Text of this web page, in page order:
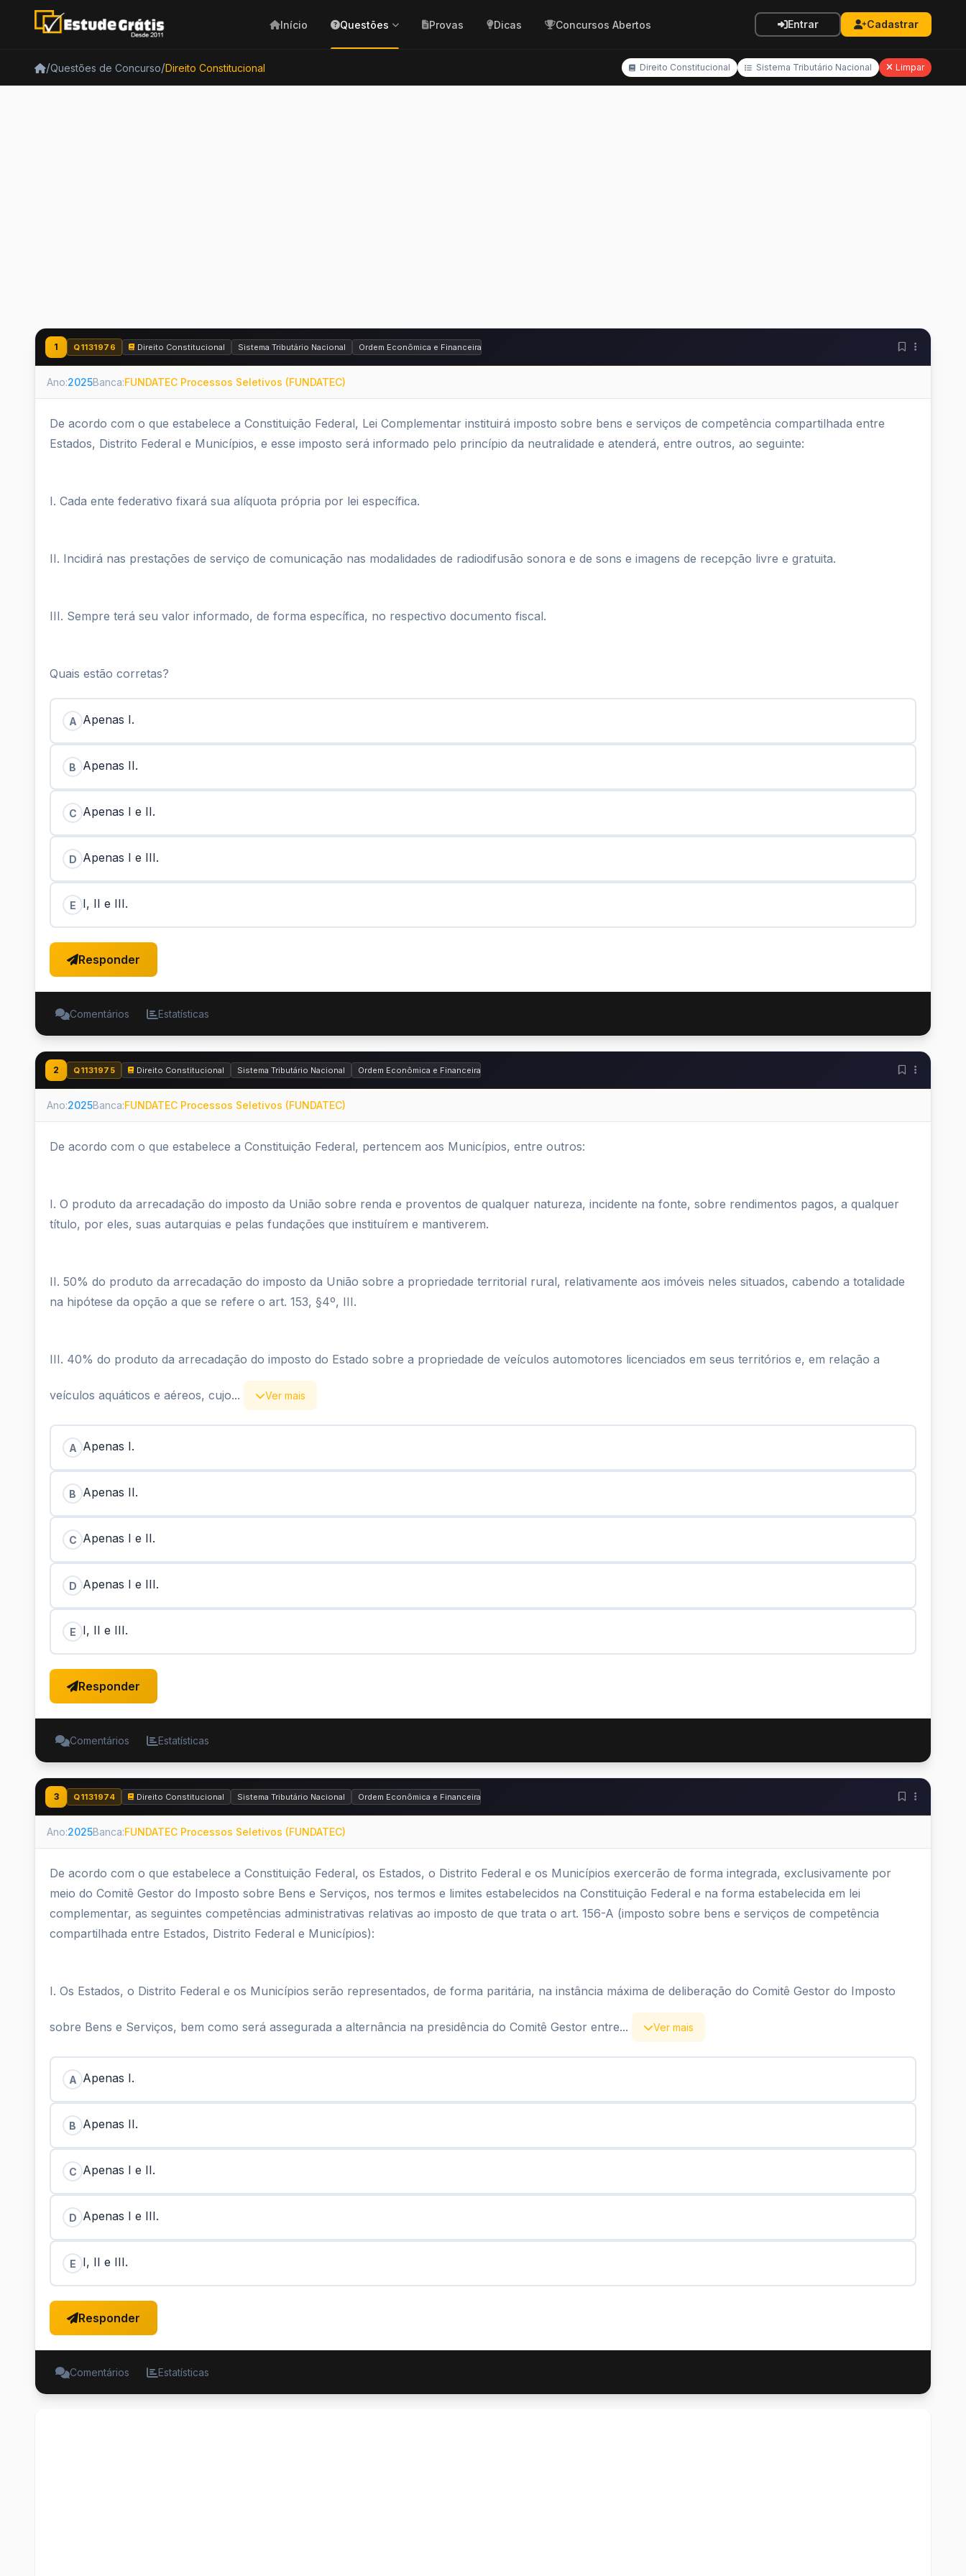
Início Questões Provas Dicas Concursos Abertos Entrar Cadastrar
/Questões de Concurso/Direito Constitucional Direito Constitucional Sistema Tributário Nacional Limpar
1 Q1131976 Direito Constitucional Sistema Tributário Nacional Ordem Econômica e Financeira
Ano:2025Banca:FUNDATEC Processos Seletivos (FUNDATEC)
De acordo com o que estabelece a Constituição Federal, Lei Complementar instituirá imposto sobre bens e serviços de competência compartilhada entre
Estados, Distrito Federal e Municípios, e esse imposto será informado pelo princípio da neutralidade e atenderá, entre outros, ao seguinte:
I. Cada ente federativo fixará sua alíquota própria por lei específica.
II. Incidirá nas prestações de serviço de comunicação nas modalidades de radiodifusão sonora e de sons e imagens de recepção livre e gratuita.
III. Sempre terá seu valor informado, de forma específica, no respectivo documento fiscal.
Quais estão corretas?
A Apenas I.
B Apenas II.
C Apenas I e II.
D Apenas I e III.
E I, II e III.
Responder
Comentários Estatísticas
2 Q1131975 Direito Constitucional Sistema Tributário Nacional Ordem Econômica e Financeira
Ano:2025Banca:FUNDATEC Processos Seletivos (FUNDATEC)
De acordo com o que estabelece a Constituição Federal, pertencem aos Municípios, entre outros:
I. O produto da arrecadação do imposto da União sobre renda e proventos de qualquer natureza, incidente na fonte, sobre rendimentos pagos, a qualquer
título, por eles, suas autarquias e pelas fundações que instituírem e mantiverem.
II. 50% do produto da arrecadação do imposto da União sobre a propriedade territorial rural, relativamente aos imóveis neles situados, cabendo a totalidade
na hipótese da opção a que se refere o art. 153, §4º, III.
III. 40% do produto da arrecadação do imposto do Estado sobre a propriedade de veículos automotores licenciados em seus territórios e, em relação a
veículos aquáticos e aéreos, cujo... Ver mais
A Apenas I.
B Apenas II.
C Apenas I e II.
D Apenas I e III.
E I, II e III.
Responder
Comentários Estatísticas
3 Q1131974 Direito Constitucional Sistema Tributário Nacional Ordem Econômica e Financeira
Ano:2025Banca:FUNDATEC Processos Seletivos (FUNDATEC)
De acordo com o que estabelece a Constituição Federal, os Estados, o Distrito Federal e os Municípios exercerão de forma integrada, exclusivamente por
meio do Comitê Gestor do Imposto sobre Bens e Serviços, nos termos e limites estabelecidos na Constituição Federal e na forma estabelecida em lei
complementar, as seguintes competências administrativas relativas ao imposto de que trata o art. 156-A (imposto sobre bens e serviços de competência
compartilhada entre Estados, Distrito Federal e Municípios):
I. Os Estados, o Distrito Federal e os Municípios serão representados, de forma paritária, na instância máxima de deliberação do Comitê Gestor do Imposto
sobre Bens e Serviços, bem como será assegurada a alternância na presidência do Comitê Gestor entre... Ver mais
A Apenas I.
B Apenas II.
C Apenas I e II.
D Apenas I e III.
E I, II e III.
Responder
Comentários Estatísticas